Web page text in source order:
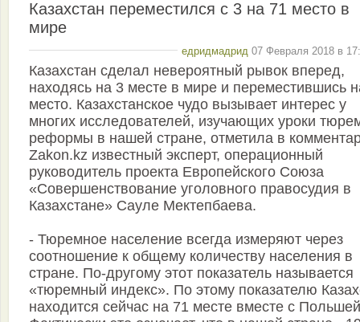
Казахстан переместился с 3 на 71 место в
мире
едридмадрид 07 Февраля 2018 в
Казахстан сделал невероятный рывок вперед,
находясь на 3 месте в мире и переместившись
место. Казахстанское чудо вызывает интерес у
многих исследователей, изучающих уроки
реформы в нашей стране, отметила в
Zakon.kz известный эксперт, операционный
руководитель проекта Европейского Союза
«Совершенствование уголовного правосудия в
Казахстане» Сауле Мектепбаева.
- Тюремное население всегда измеряют через
соотношение к общему количеству населения в
стране. По-другому этот показатель называется
«тюремный индекс». По этому показателю
находится сейчас на 71 месте вместе с